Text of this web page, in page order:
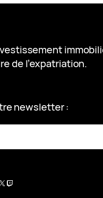
de l’expatriation.
newsletter :
Twitch